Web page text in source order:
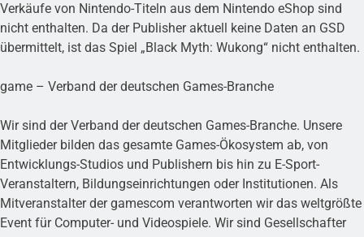
Verkäufe von Nintendo-Titeln aus dem Nintendo eShop sind
nicht enthalten. Da der Publisher aktuell keine Daten an GSD
übermittelt, ist das Spiel „Black Myth: Wukong“ nicht enthalten.
game – Verband der deutschen Games-Branche
Wir sind der Verband der deutschen Games-Branche. Unsere
Mitglieder bilden das gesamte Games-Ökosystem ab, von
Entwicklungs-Studios und Publishern bis hin zu E-Sport-
Veranstaltern, Bildungseinrichtungen oder Institutionen. Als
Mitveranstalter der gamescom verantworten wir das weltgrößte
Event für Computer- und Videospiele. Wir sind Gesellschafter